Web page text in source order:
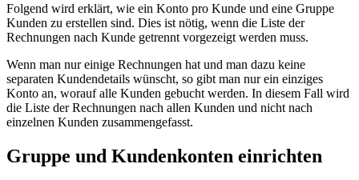
Folgend wird erklärt, wie ein Konto pro Kunde und eine Gruppe
Kunden zu erstellen sind. Dies ist nötig, wenn die Liste der
Rechnungen nach Kunde getrennt vorgezeigt werden muss.
Wenn man nur einige Rechnungen hat und man dazu keine
separaten Kundendetails wünscht, so gibt man nur ein einziges
Konto an, worauf alle Kunden gebucht werden. In diesem Fall wird
die Liste der Rechnungen nach allen Kunden und nicht nach
einzelnen Kunden zusammengefasst.
Gruppe und Kundenkonten einrichten